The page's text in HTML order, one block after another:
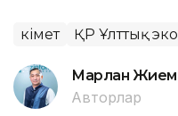
Үкімет ҚР Ұлттық
Марлан
Авторлар